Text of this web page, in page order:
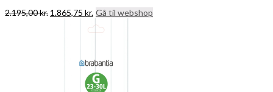
2.195,00kr. Den
oprindelige
1.865,75 kr. Den
aktuelle
pris
Gå til webshop